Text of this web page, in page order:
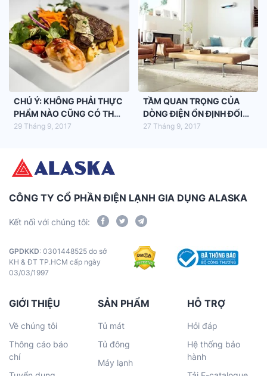
CHÚ Ý: KHÔNG PHẢI THỰC
PHẨM NÀO CŨNG CÓ THỂ
HÂM NÓNG
29 Tháng 9, 2017
TẦM QUAN TRỌNG CỦA
DÒNG ĐIỆN ỔN ĐỊNH ĐỐI
VỚI MÁY LẠNH
27 Tháng 9, 2017
CÔNG TY CỔ PHẦN ĐIỆN LẠNH GIA DỤNG ALASKA
Kết nối với chúng tôi:
GPDKKD: 0301448525 do sở
KH & ĐT TP.HCM cấp ngày
03/03/1997
GIỚI THIỆU
Về chúng tôi
Thông cáo báo
chí
SẢN PHẨM
Tủ mát
Tủ đông
Máy lạnh
HỖ TRỢ
Hỏi đáp
Hệ thống bảo
hành